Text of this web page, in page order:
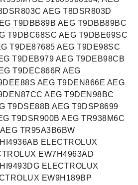
AEG T8DSR803D
T9DBB89B AEG T9DBB89BC
T9DBC68SC AEG T9DBE69SC
T9DE87685 AEG T9DE98SC
T9DEB979 AEG T9DEB98CB
T9DEC866R AEG
AEG T9DEN866E AEG
AEG T9DEN98BC
T9DSE88B AEG T9DSP8699
T9DSR900B AEG TR938M6C
TR95A3B6BW
ELECTROLUX
EW7H4963AD
ELECTROLUX
EW9H189BP